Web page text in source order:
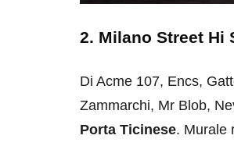
2. Milano Street Hi
Di Acme 107, Encs,
Zammarchi, Mr Blob,
Porta Ticinese. Murale